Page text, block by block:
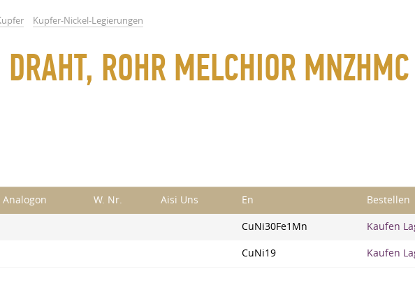
Kupfer-Nickel-Legierungen
DRAHT, ROHR MELCHIOR
Analogon W. Nr. Aisi Uns En Bestellen
CuNi30Fe1Mn Kaufen
CuNi19 Kaufen